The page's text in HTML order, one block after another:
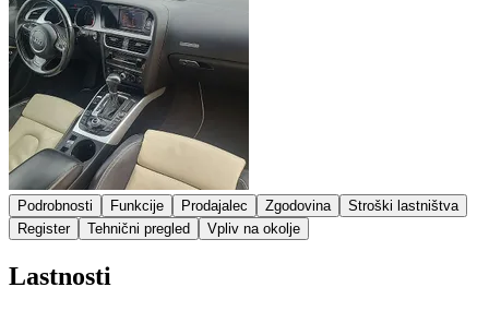
Podrobnosti Funkcije Prodajalec Zgodovina
Stroški lastništva
Register
Tehnični pregled Vpliv na okolje
Lastnosti